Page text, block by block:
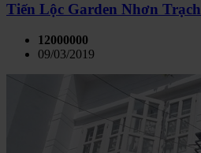
Tiến Lộc Garden Nhơn Trạch
12000000
09/03/2019